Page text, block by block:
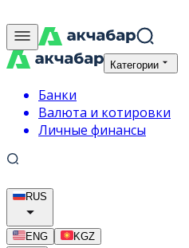
Категории
Банки
Валюта и котировки
Личные финансы
RUS
ENG
KGZ